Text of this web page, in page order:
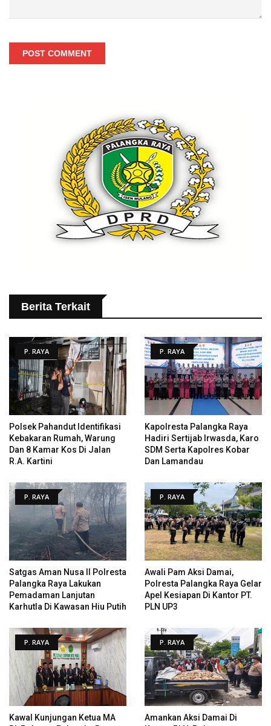
POST COMMENT
Berita Terkait
P. RAYA
Polsek Pahandut Identifikasi
Kebakaran Rumah, Warung
Dan 8 Kamar Kos Di Jalan
R.A. Kartini
P. RAYA
Kapolresta Palangka Raya
Hadiri Sertijab Irwasda, Karo
SDM Serta Kapolres Kobar
Dan Lamandau
P. RAYA
Satgas Aman Nusa II Polresta
Palangka Raya Lakukan
Pemadaman Lanjutan
Karhutla Di Kawasan Hiu Putih
P. RAYA
Awali Pam Aksi Damai,
Polresta Palangka Raya Gelar
Apel Kesiapan Di Kantor PT.
PLN UP3
P. RAYA
Kawal Kunjungan Ketua MA
P. RAYA
Amankan Aksi Damai Di